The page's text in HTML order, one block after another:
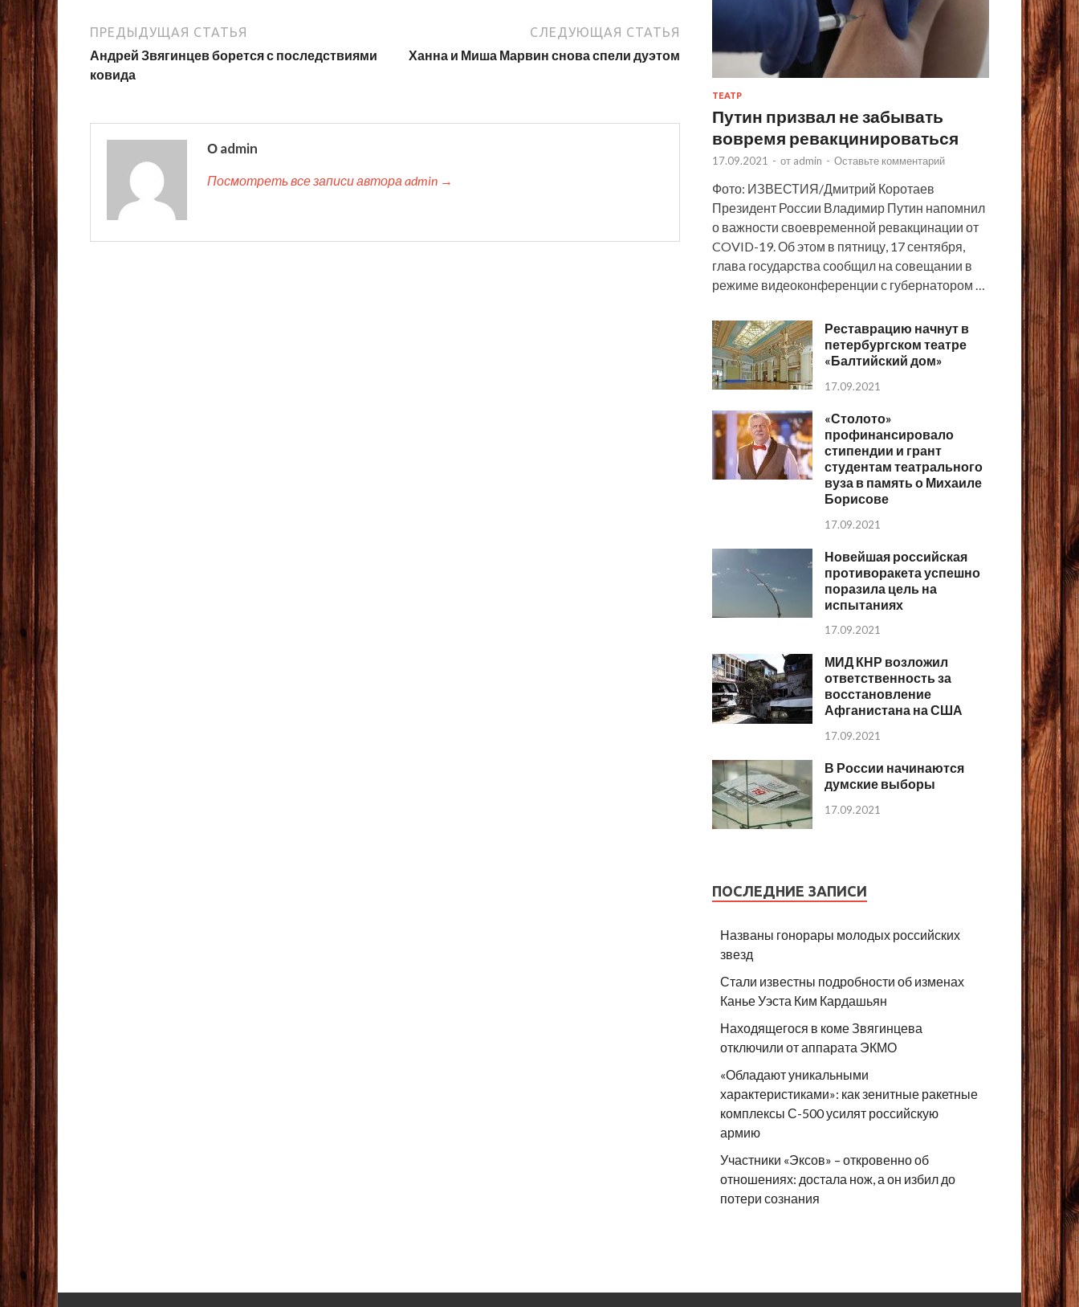
ПРЕДЫДУЩАЯ СТАТЬЯ
Андрей Звягинцев борется с последствиями
ковида
СЛЕДУЮЩАЯ СТАТЬЯ
Ханна и Миша Марвин снова спели дуэтом
О admin
Посмотреть все записи автора admin →
ТЕАТР
Путин призвал не забывать
вовремя ревакцинироваться
17.09.2021 - от admin - Оставьте комментарий
Фото: ИЗВЕСТИЯ/Дмитрий Коротаев
Президент России Владимир Путин напомнил
о важности своевременной ревакцинации от
COVID-19. Об этом в пятницу, 17 сентября,
глава государства сообщил на совещании в
режиме видеоконференции с губернатором …
Реставрацию начнут в
петербургском театре
«Балтийский дом»
17.09.2021
«Столото»
профинансировало
стипендии и грант
студентам театрального
вуза в память о Михаиле
Борисове
17.09.2021
Новейшая российская
противоракета успешно
поразила цель на
испытаниях
17.09.2021
МИД КНР возложил
ответственность за
восстановление
Афганистана на США
17.09.2021
В России начинаются
думские выборы
17.09.2021
ПОСЛЕДНИЕ ЗАПИСИ
Названы гонорары молодых российских
звезд
Стали известны подробности об изменах
Канье Уэста Ким Кардашьян
Находящегося в коме Звягинцева
отключили от аппарата ЭКМО
«Обладают уникальными
характеристиками»: как зенитные ракетные
комплексы С-500 усилят российскую
армию
Участники «Эксов» – откровенно об
отношениях: достала нож, а он избил до
потери сознания